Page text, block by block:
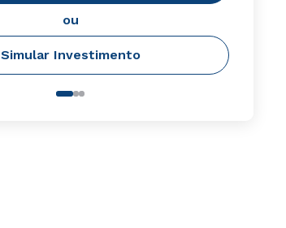
ou
Simular Investimento